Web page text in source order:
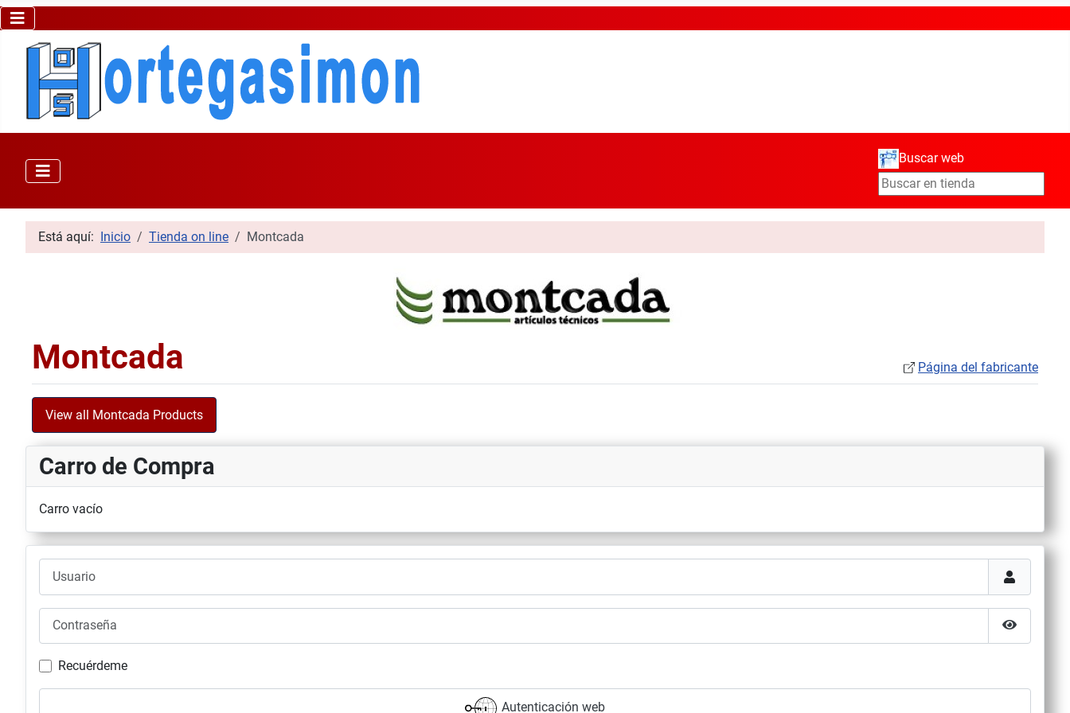
Buscar web
Carro de Compra
Carro vacío
Mostrar
Recuérdeme
Autenticación web
Está aquí: Inicio Tienda on line Montcada
Montcada Página del fabricante
View all Montcada Products